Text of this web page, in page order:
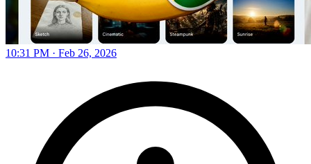
10:31 PM · Feb 26, 2026